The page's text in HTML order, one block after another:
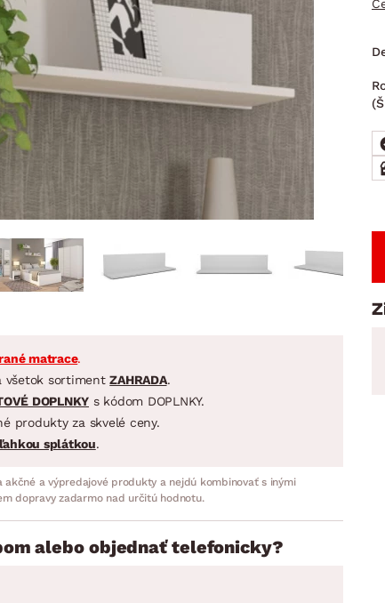
STOLOVANIE A VARENIE
Jedálenský servis
Príbory
Hrnce
Panvice
Zobrazit vše
DOMÁCE
Kúpeľňové zostavy
Jedálenské zostavy
Záhradné zostavy
matrace.
všetok sortimentZAHRADA.
DOPLNKY s kódom DOPLNKY.
produkty za skvelé ceny.
ľahkou splátkou.
akčné a výpredajové produkty a nejdú kombinovať s inými
dopravy zadarmo nad určitú hodnotu.
alebo objednať telefonicky?